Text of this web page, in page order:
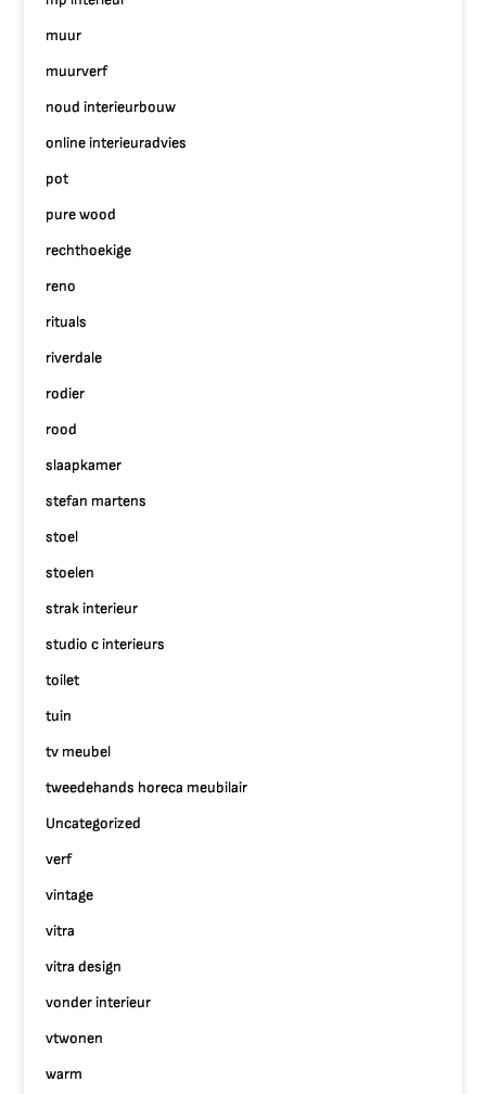
muur
muurverf
noud interieurbouw
online interieuradvies
pot
pure wood
rechthoekige
reno
rituals
riverdale
rodier
rood
slaapkamer
stefan martens
stoel
stoelen
strak interieur
studio c interieurs
toilet
tuin
tv meubel
tweedehands horeca meubilair
Uncategorized
verf
vintage
vitra
vitra design
vonder interieur
vtwonen
warm